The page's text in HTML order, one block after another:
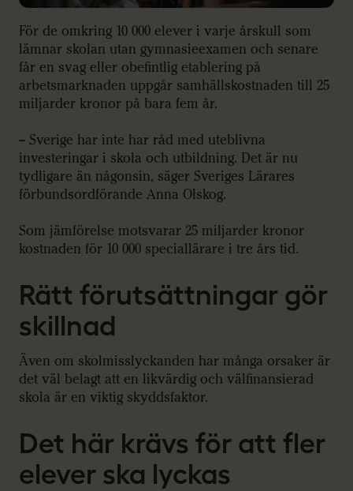
För de omkring 10 000 elever i varje årskull som
lämnar skolan utan gymnasieexamen och senare
får en svag eller obefintlig etablering på
arbetsmarknaden uppgår samhällskostnaden till 25
miljarder kronor på bara fem år.
– Sverige har inte har råd med uteblivna
investeringar i skola och utbildning. Det är nu
tydligare än någonsin, säger Sveriges Lärares
förbundsordförande Anna Olskog.
Som jämförelse motsvarar 25 miljarder kronor
kostnaden för 10 000 speciallärare i tre års tid.
Rätt förutsättningar gör
skillnad
Även om skolmisslyckanden har många orsaker är
det väl belagt att en likvärdig och välfinansierad
skola är en viktig skyddsfaktor.
Det här krävs för att fler
elever ska lyckas